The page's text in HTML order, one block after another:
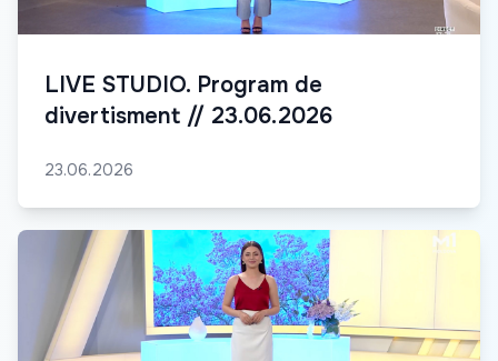
LIVE STUDIO. Program de
divertisment // 23.06.2026
23.06.2026